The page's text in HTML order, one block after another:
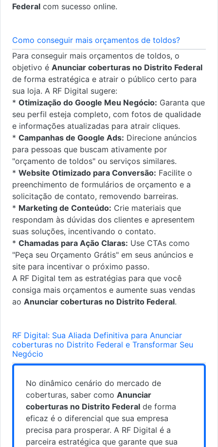
Federal com sucesso online.
Como conseguir mais orçamentos de toldos?
Para conseguir mais orçamentos de toldos, o
objetivo é Anunciar coberturas no Distrito Federal
de forma estratégica e atrair o público certo para
sua loja. A RF Digital sugere:
* Otimização do Google Meu Negócio: Garanta que
seu perfil esteja completo, com fotos de qualidade
e informações atualizadas para atrair cliques.
* Campanhas de Google Ads: Direcione anúncios
para pessoas que buscam ativamente por
"orçamento de toldos" ou serviços similares.
* Website Otimizado para Conversão: Facilite o
preenchimento de formulários de orçamento e a
solicitação de contato, removendo barreiras.
* Marketing de Conteúdo: Crie materiais que
respondam às dúvidas dos clientes e apresentem
suas soluções, incentivando o contato.
* Chamadas para Ação Claras: Use CTAs como
"Peça seu Orçamento Grátis" em seus anúncios e
site para incentivar o próximo passo.
A RF Digital tem as estratégias para que você
consiga mais orçamentos e aumente suas vendas
ao Anunciar coberturas no Distrito Federal.
RF Digital: Sua Aliada Definitiva para Anunciar
coberturas no Distrito Federal e Transformar Seu
Negócio
No dinâmico cenário do mercado de
coberturas, saber como Anunciar
coberturas no Distrito Federal de forma
eficaz é o diferencial que sua empresa
precisa para prosperar. A RF Digital é a
parceira estratégica que garante que sua